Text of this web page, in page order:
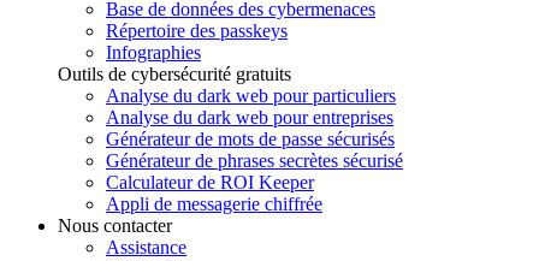
Base de données des cybermenaces
Répertoire des passkeys
Infographies
Outils de cybersécurité gratuits
Analyse du dark web pour particuliers
Analyse du dark web pour entreprises
Générateur de mots de passe sécurisés
Générateur de phrases secrètes sécurisé
Calculateur de ROI Keeper
Appli de messagerie chiffrée
Nous contacter
Assistance